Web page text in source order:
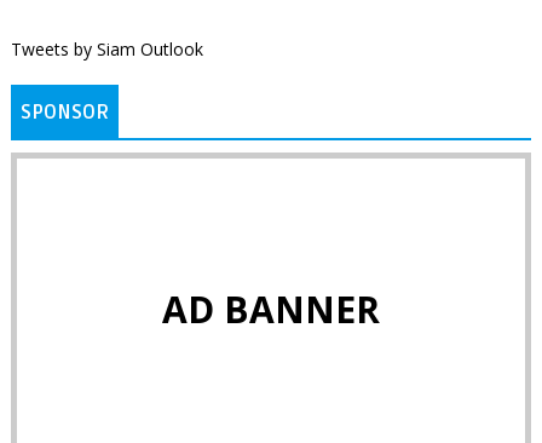
Tweets by Siam Outlook
SPONSOR
AD BANNER